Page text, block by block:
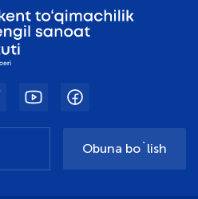
Obuna bo`lish